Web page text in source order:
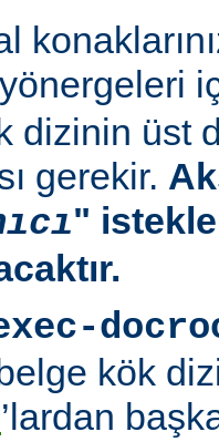
yönergeleri
dizinin üst
gerekir.
"
kök
’lardan